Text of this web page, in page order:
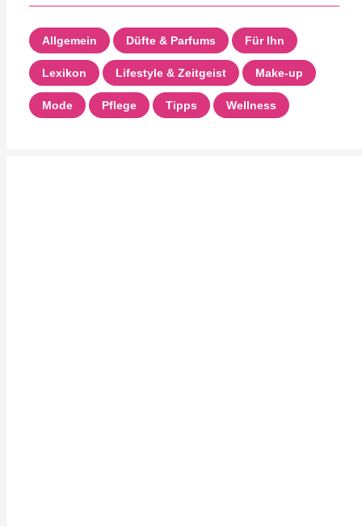
Allgemein Düfte & Parfums Für Ihn
Lexikon Lifestyle & Zeitgeist Make-up
Mode Pflege Tipps Wellness